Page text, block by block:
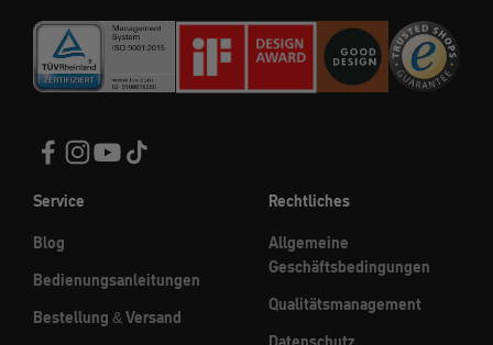
Service
Blog
Bedienungsanleitungen
Bestellung & Versand
Rechtliches
Allgemeine
Geschäftsbedingungen
Qualitätsmanagement